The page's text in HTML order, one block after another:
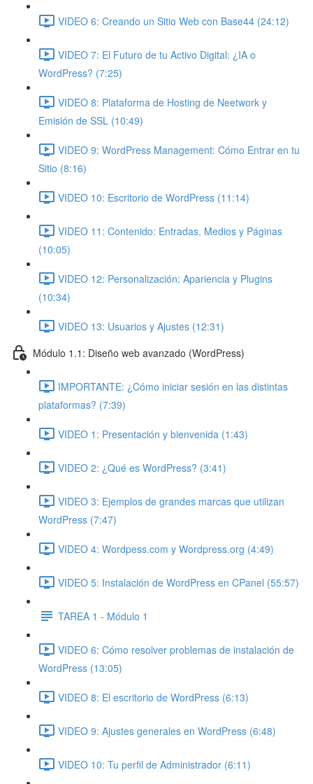
VIDEO 6: Creando un Sitio Web con Base44 (24:12)
VIDEO 7: El Futuro de tu Activo Digital: ¿IA o
WordPress? (7:25)
VIDEO 8: Plataforma de Hosting de Neetwork y
Emisión de SSL (10:49)
VIDEO 9: WordPress Management: Cómo Entrar en tu
Sitio (8:16)
VIDEO 10: Escritorio de WordPress (11:14)
VIDEO 11: Contenido: Entradas, Medios y Páginas
(10:05)
VIDEO 12: Personalización: Apariencia y Plugins
(10:34)
VIDEO 13: Usuarios y Ajustes (12:31)
Módulo 1.1: Diseño web avanzado (WordPress)
IMPORTANTE: ¿Cómo iniciar sesión en las distintas
plataformas? (7:39)
VIDEO 1: Presentación y bienvenida (1:43)
VIDEO 2: ¿Qué es WordPress? (3:41)
VIDEO 3: Ejemplos de grandes marcas que utilizan
WordPress (7:47)
VIDEO 4: Wordpess.com y Wordpress.org (4:49)
VIDEO 5: Instalación de WordPress en CPanel (55:57)
TAREA 1 - Módulo 1
VIDEO 6: Cómo resolver problemas de instalación de
WordPress (13:05)
VIDEO 8: El escritorio de WordPress (6:13)
VIDEO 9: Ajustes generales en WordPress (6:48)
VIDEO 10: Tu perfil de Administrador (6:11)